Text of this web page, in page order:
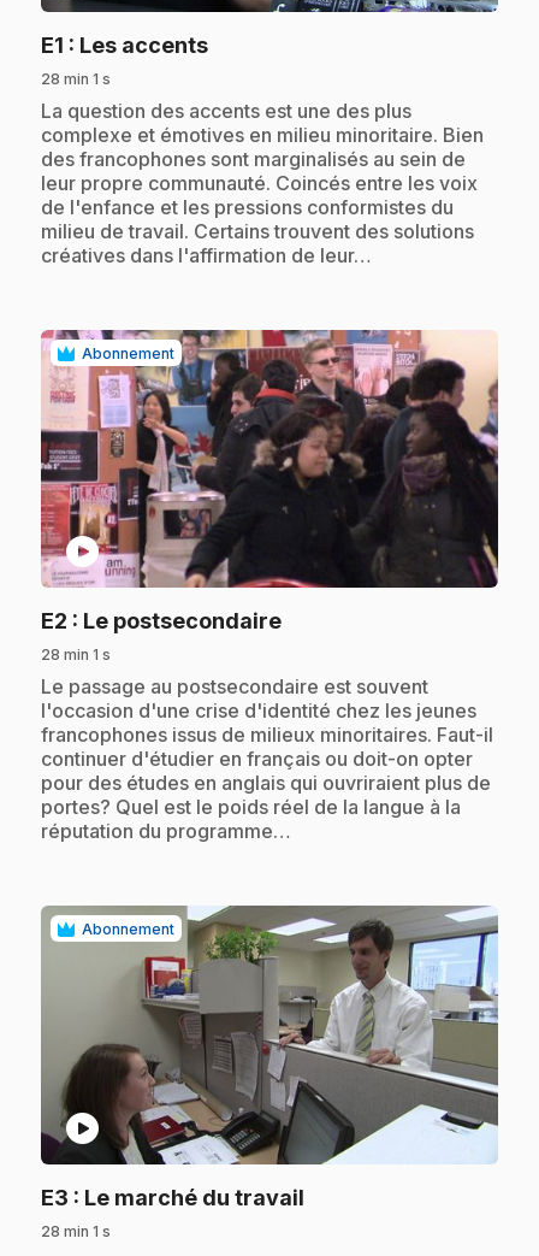
E1 : Les accents.
28 min 1 s
.La question des accents est une des plus
complexe et émotives en milieu minoritaire. Bien
des francophones sont marginalisés au sein de
leur propre communauté. Coincés entre les voix
de l'enfance et les pressions conformistes du
milieu de travail. Certains trouvent des solutions
créatives dans l'affirmation de leur…
Abonnement
play_circle
E2 : Le postsecondaire.
28 min 1 s
.Le passage au postsecondaire est souvent
l'occasion d'une crise d'identité chez les jeunes
francophones issus de milieux minoritaires. Faut-il
continuer d'étudier en français ou doit-on opter
pour des études en anglais qui ouvriraient plus de
portes? Quel est le poids réel de la langue à la
réputation du programme…
Abonnement
play_circle
E3 : Le marché du travail
28 min 1 s